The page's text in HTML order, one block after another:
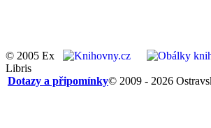
© 2005 Ex
Libris
© 2009 - 2026
Dotazy a připomínky